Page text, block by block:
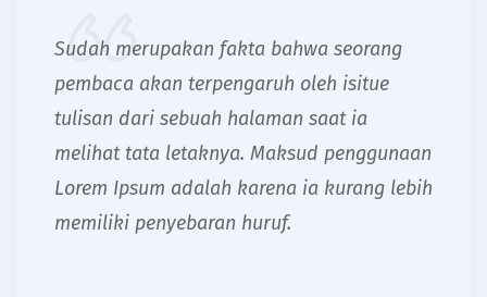
Sudah merupakan fakta bahwa seorang
pembaca akan terpengaruh oleh isitue
tulisan dari sebuah halaman saat ia
melihat tata letaknya. Maksud penggunaan
Lorem Ipsum adalah karena ia kurang lebih
memiliki penyebaran huruf.